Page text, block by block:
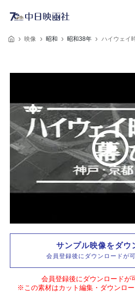
映像 昭和 昭和38年 ハイウェイ
サンプル映像をダウ
会員登録後にダウンロードが
会員登録後にダウンロードが
※この素材はカット編集・ダウンロー